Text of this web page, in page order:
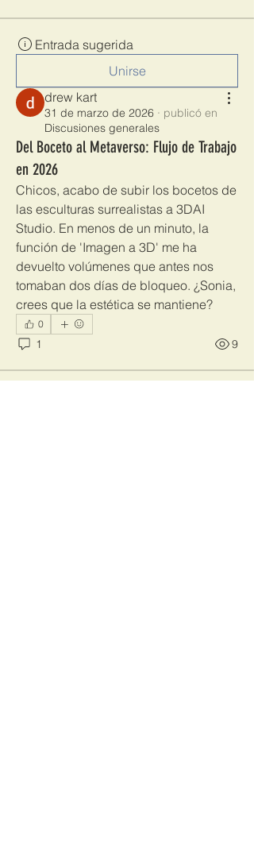
Entrada sugerida
Unirse
drew kart
31 de marzo de 2026 · publicó en
Discusiones generales
Del Boceto al Metaverso: Flujo de Trabajo
en 2026
Chicos, acabo de subir los bocetos de
las esculturas surrealistas a 3DAI
Studio. En menos de un minuto, la
función de 'Imagen a 3D' me ha
devuelto volúmenes que antes nos
tomaban dos días de bloqueo. ¿Sonia,
crees que la estética se mantiene?
0
1 9